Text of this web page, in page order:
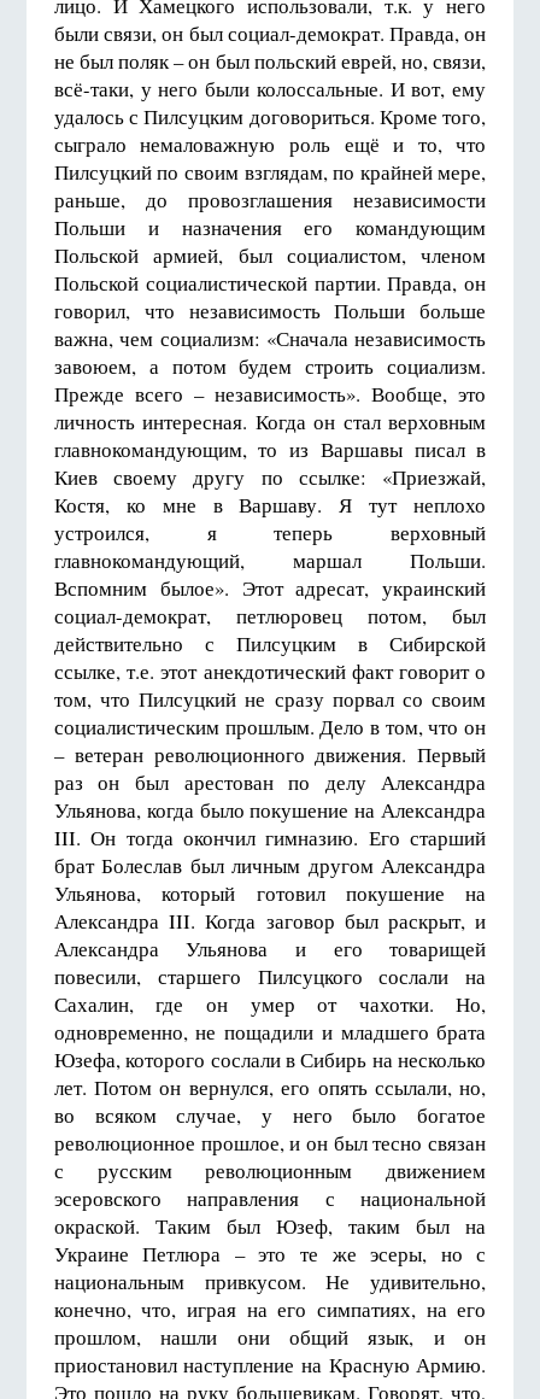
лицо. И Хамецкого использовали, т.к. у него
были связи, он был социал-демократ. Правда, он
не был поляк – он был польский еврей, но, связи,
всё-таки, у него были колоссальные. И вот, ему
удалось с Пилсуцким договориться. Кроме того,
сыграло немаловажную роль ещё и то, что
Пилсуцкий по своим взглядам, по крайней мере,
раньше, до провозглашения независимости
Польши и назначения его командующим
Польской армией, был социалистом, членом
Польской социалистической партии. Правда, он
говорил, что независимость Польши больше
важна, чем социализм: «Сначала независимость
завоюем, а потом будем строить социализм.
Прежде всего – независимость». Вообще, это
личность интересная. Когда он стал верховным
главнокомандующим, то из Варшавы писал в
Киев своему другу по ссылке: «Приезжай,
Костя, ко мне в Варшаву. Я тут неплохо
устроился, я теперь верховный
главнокомандующий, маршал Польши.
Вспомним былое». Этот адресат, украинский
социал-демократ, петлюровец потом, был
действительно с Пилсуцким в Сибирской
ссылке, т.е. этот анекдотический факт говорит о
том, что Пилсуцкий не сразу порвал со своим
социалистическим прошлым. Дело в том, что он
– ветеран революционного движения. Первый
раз он был арестован по делу Александра
Ульянова, когда было покушение на Александра
III. Он тогда окончил гимназию. Его старший
брат Болеслав был личным другом Александра
Ульянова, который готовил покушение на
Александра III. Когда заговор был раскрыт, и
Александра Ульянова и его товарищей
повесили, старшего Пилсуцкого сослали на
Сахалин, где он умер от чахотки. Но,
одновременно, не пощадили и младшего брата
Юзефа, которого сослали в Сибирь на несколько
лет. Потом он вернулся, его опять ссылали, но,
во всяком случае, у него было богатое
революционное прошлое, и он был тесно связан
с русским революционным движением
эсеровского направления с национальной
окраской. Таким был Юзеф, таким был на
Украине Петлюра – это те же эсеры, но с
национальным привкусом. Не удивительно,
конечно, что, играя на его симпатиях, на его
прошлом, нашли они общий язык, и он
приостановил наступление на Красную Армию.
Это пошло на руку большевикам. Говорят, что,